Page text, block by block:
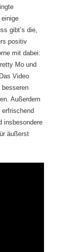
gibt’s die,
positiv
mit dabei:
Mo und
Video
Außerdem
insbesondere
äußerst